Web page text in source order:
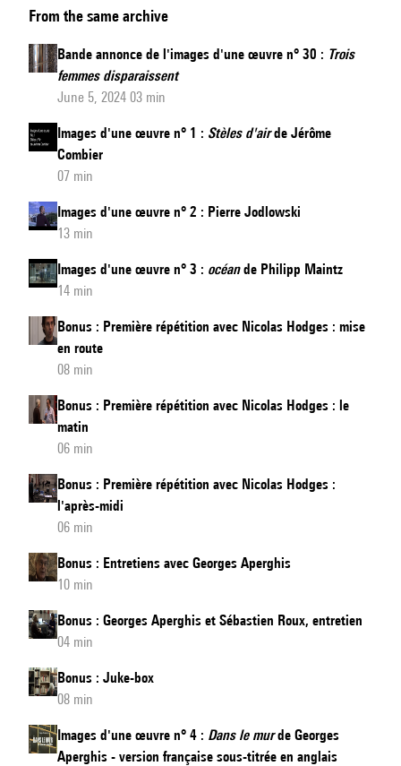
d'une
œuvre
n°
:
Trois
femmes
From the same archive
Bande annonce de l'images d'une œuvre n° 30 : Trois
femmes disparaissent
June 5, 2024 03 min
Images d'une œuvre n° 1 : Stèles d'airde Jérôme
Combier
07 min
Images d'une œuvre n° 2 : Pierre Jodlowski
13 min
Images d'une œuvre n° 3 : océande Philipp Maintz
14 min
Bonus : Première répétition avec Nicolas Hodges : mise
en route
08 min
Bonus : Première répétition avec Nicolas Hodges : le
matin
06 min
Bonus : Première répétition avec Nicolas Hodges :
l'après-midi
06 min
Bonus : Entretiens avec Georges Aperghis
10 min
Bonus : Georges Aperghis et Sébastien Roux, entretien
04 min
Bonus : Juke-box
08 min
Images d'une œuvre n° 4 : Dans le murde Georges
Aperghis - version française sous-titrée en anglais